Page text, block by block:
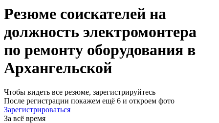
Резюме соискателей на
должность электромонтера
по ремонту оборудования в
Архангельской
Чтобы видеть все резюме, зарегистрируйтесь
После регистрации покажем ещё 6 и откроем фото
Зарегистрироваться
За всё время